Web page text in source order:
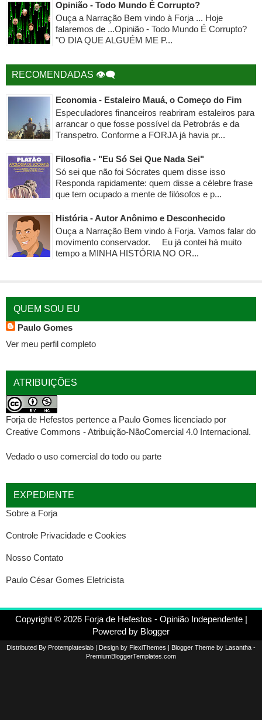
Opinião - Todo Mundo É Corrupto?
Ouça a Narração Bem vindo à Forja ... Hoje
falaremos de ...Opinião - Todo Mundo É Corrupto?
"O DIA QUE ALGUÉM ME P...
RECOMENDADAS 👁‍🗨
Economia - Estaleiro Mauá, o Começo do Fim
Especuladores financeiros reabriram estaleiros para
arrancar o que fosse possível da Petrobrás e da
Transpetro. Conforme a FORJA já havia pr...
Filosofia - "Eu Só Sei Que Nada Sei"
Só sei que não foi Sócrates quem disse isso
Responda rapidamente: quem disse a célebre frase
que tem ocupado a mente de filósofos e p...
História - Autor Anônimo e Desconhecido
Ouça a Narração Bem vindo à Forja. Vamos falar do
movimento conservador. Eu já contei há muito
tempo a MINHA HISTÓRIA NO OR...
QUEM SOU EU
Paulo Gomes
Ver meu perfil completo
ATRIBUIÇÕES
Forja de Hefestos pertence a Paulo Gomes licenciado por
Creative Commons - Atribuição-NãoComercial 4.0 Internacional.
Vedado o uso comercial do todo ou parte
EXPEDIENTE
Sobre a Forja
Controle Privacidade e Cookies
Nosso Contato
Paulo César Gomes Eletricista
Copyright © 2026 Forja de Hefestos - Opinião Independente|
Powered by Blogger
Distributed By Protemplateslab | Design by FlexiThemes | Blogger Theme by Lasantha -
PremiumBloggerTemplates.com